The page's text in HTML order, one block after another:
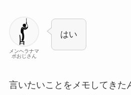
メンヘラナマ
ポおじさん
はい
言いたいことをメモしてきた